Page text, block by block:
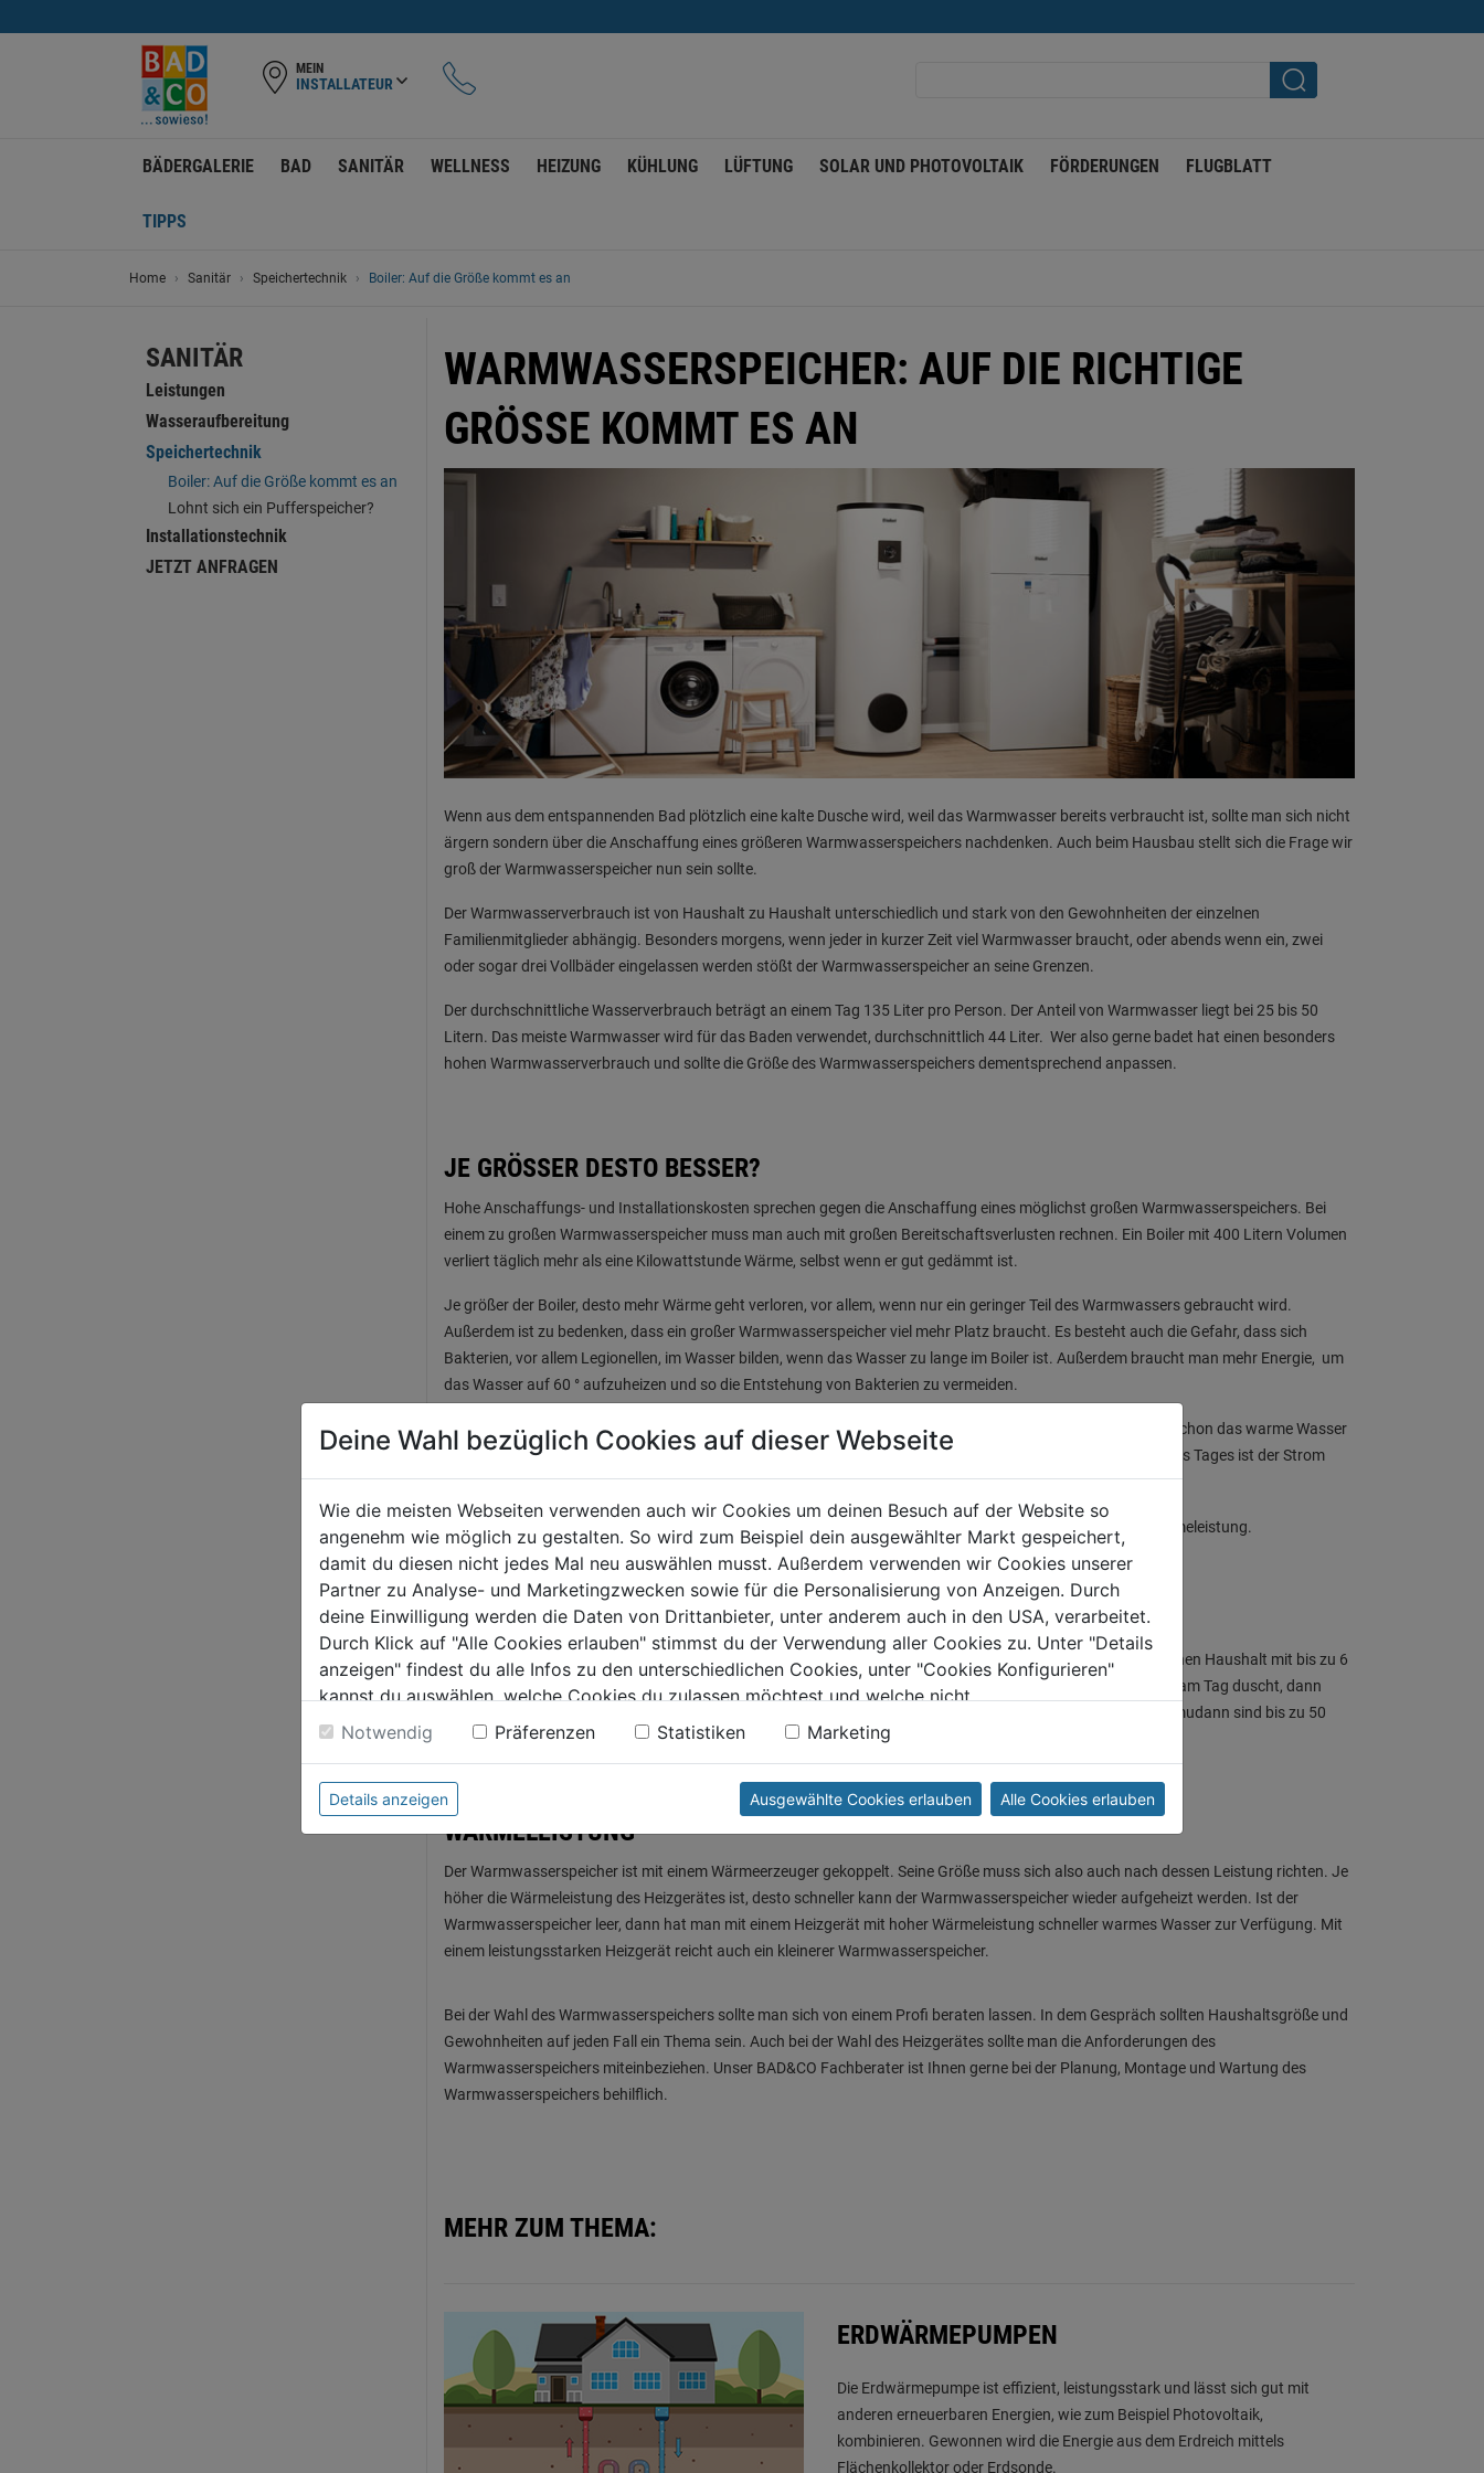
MEIN
INSTALLATEUR
BÄDERGALERIE BAD SANITÄR WELLNESS HEIZUNG KÜHLUNG LÜFTUNG SOLAR UND PHOTOVOLTAIK FÖRDERUNGEN FLUGBLATT
TIPPS
Home Sanitär Speichertechnik Boiler: Auf die Größe kommt es an
SANITÄR
Leistungen
Wasseraufbereitung
Speichertechnik
Boiler: Auf die Größe kommt es an
Lohnt sich ein Pufferspeicher?
Installationstechnik
JETZT ANFRAGEN
WARMWASSERSPEICHER: AUF DIE RICHTIGE
GRÖSSE KOMMT ES AN
Wenn aus dem entspannenden Bad plötzlich eine kalte Dusche wird, weil das Warmwasser bereits verbraucht ist, sollte man sich nicht
ärgern sondern über die Anschaffung eines größeren Warmwasserspeichers nachdenken. Auch beim Hausbau stellt sich die Frage wir
groß der Warmwasserspeicher nun sein sollte.
Der Warmwasserverbrauch ist von Haushalt zu Haushalt unterschiedlich und stark von den Gewohnheiten der einzelnen
Familienmitglieder abhängig. Besonders morgens, wenn jeder in kurzer Zeit viel Warmwasser braucht, oder abends wenn ein, zwei
oder sogar drei Vollbäder eingelassen werden stößt der Warmwasserspeicher an seine Grenzen.
Der durchschnittliche Wasserverbrauch beträgt an einem Tag 135 Liter pro Person. Der Anteil von Warmwasser liegt bei 25 bis 50
Litern. Das meiste Warmwasser wird für das Baden verwendet, durchschnittlich 44 Liter. Wer also gerne badet hat einen besonders
hohen Warmwasserverbrauch und sollte die Größe des Warmwasserspeichers dementsprechend anpassen.
JE GRÖSSER DESTO BESSER?
Hohe Anschaffungs- und Installationskosten sprechen gegen die Anschaffung eines möglichst großen Warmwasserspeichers. Bei
einem zu großen Warmwasserspeicher muss man auch mit großen Bereitschaftsverlusten rechnen. Ein Boiler mit 400 Litern Volumen
verliert täglich mehr als eine Kilowattstunde Wärme, selbst wenn er gut gedämmt ist.
Je größer der Boiler, desto mehr Wärme geht verloren, vor allem, wenn nur ein geringer Teil des Warmwassers gebraucht wird.
Außerdem ist zu bedenken, dass ein großer Warmwasserspeicher viel mehr Platz braucht. Es besteht auch die Gefahr, dass sich
Bakterien, vor allem Legionellen, im Wasser bilden, wenn das Wasser zu lange im Boiler ist. Außerdem braucht man mehr Energie, um
das Wasser auf 60 ° aufzuheizen und so die Entstehung von Bakterien zu vermeiden.
Ist der Warmwasserspeicher zu klein, kann er nicht genügend warmes Wasser bereitstellen. Wenn morgens schon das warme Wasser
aufgebraucht ist, muss man tagsüber nachheizen, um abends wieder warmes Wasser zu haben. Während des Tages ist der Strom
jedoch viel teurer als nachts. Ein Boiler, der das Wasser nur nachts aufheizt ist auch günstiger im Verbrauch.
Die richtige Größe des Warmwasserspeichers hängt von zwei Faktoren ab, der Haushaltsgröße und der Wärmeleistung.
HAUSHALTSGRÖSSE
Grundsätzlich gilt, für einen Haushalt mit bis zu vier Personen sollte man einen 300 Liter Boiler planen. Für einen Haushalt mit bis zu 6
Personen ist man mit einem 400 Liter Boiler gut beraten. Wenn man tagsüber kaum zu Hause ist und einmal am Tag duscht, dann
kann man mit einem Warmwasserverbrauch von 25 Litern pro Person und Tag rechnen. Badet man täglich, mudann sind bis zu 50
Litern Warmwasserverbrauch pro Person und Tag einplanen.
WÄRMELEISTUNG
Der Warmwasserspeicher ist mit einem Wärmeerzeuger gekoppelt. Seine Größe muss sich also auch nach dessen Leistung richten. Je
höher die Wärmeleistung des Heizgerätes ist, desto schneller kann der Warmwasserspeicher wieder aufgeheizt werden. Ist der
Warmwasserspeicher leer, dann hat man mit einem Heizgerät mit hoher Wärmeleistung schneller warmes Wasser zur Verfügung. Mit
einem leistungsstarken Heizgerät reicht auch ein kleinerer Warmwasserspeicher.
Bei der Wahl des Warmwasserspeichers sollte man sich von einem Profi beraten lassen. In dem Gespräch sollten Haushaltsgröße und
Gewohnheiten auf jeden Fall ein Thema sein. Auch bei der Wahl des Heizgerätes sollte man die Anforderungen des
Warmwasserspeichers miteinbeziehen. Unser BAD&CO Fachberater ist Ihnen gerne bei der Planung, Montage und Wartung des
Warmwasserspeichers behilflich.
MEHR ZUM THEMA:
ERDWÄRMEPUMPEN
Die Erdwärmepumpe ist effizient, leistungsstark und lässt sich gut mit
anderen erneuerbaren Energien, wie zum Beispiel Photovoltaik,
kombinieren. Gewonnen wird die Energie aus dem Erdreich mittels
Flächenkollektor oder Erdsonde.
Deine Wahl bezüglich Cookies auf dieser Webseite
Wie die meisten Webseiten verwenden auch wir Cookies um deinen Besuch auf der Website so
angenehm wie möglich zu gestalten. So wird zum Beispiel dein ausgewählter Markt gespeichert,
damit du diesen nicht jedes Mal neu auswählen musst. Außerdem verwenden wir Cookies unserer
Partner zu Analyse- und Marketingzwecken sowie für die Personalisierung von Anzeigen. Durch
deine Einwilligung werden die Daten von Drittanbieter, unter anderem auch in den USA, verarbeitet.
Durch Klick auf "Alle Cookies erlauben" stimmst du der Verwendung aller Cookies zu. Unter "Details
anzeigen" findest du alle Infos zu den unterschiedlichen Cookies, unter "Cookies Konfigurieren"
kannst du auswählen, welche Cookies du zulassen möchtest und welche nicht.
Weitere Informationen findest du in unserer Datenschutzerklärung
Notwendig Präferenzen Statistiken Marketing
Details anzeigen Ausgewählte Cookies erlauben Alle Cookies erlauben